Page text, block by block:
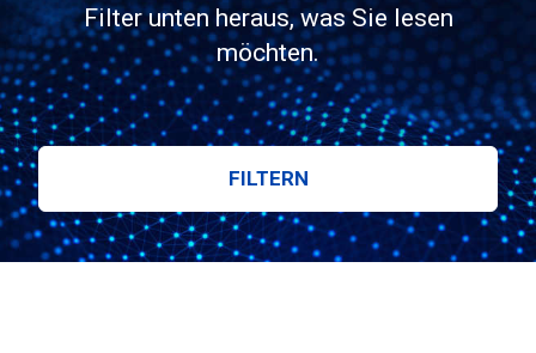
Filter unten heraus, was Sie lesen
möchten.
FILTERN